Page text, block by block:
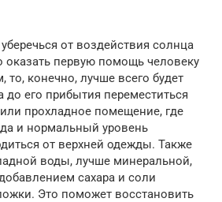
от воздействия солнца
оказать первую помощь человеку
конечно, лучше всего будет
до его прибытия переместиться
прохладное помещение, где
и нормальный уровень
от верхней одежды. Также
воды, лучше минеральной,
сахара и соли
Это поможет восстановить